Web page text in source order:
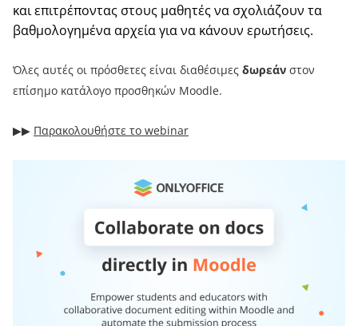
και επιτρέποντας στους μαθητές να σχολιάζουν τα
βαθμολογημένα αρχεία για να κάνουν ερωτήσεις.
Όλες αυτές οι πρόσθετες είναι διαθέσιμες δωρεάν στον
επίσημο κατάλογο προσθηκών Moodle.
▶︎▶︎ Παρακολουθήστε το webinar